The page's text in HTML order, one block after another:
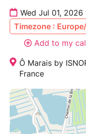
Wed Jul 01,
Timezone :
Add to my
Ô Marais by
France